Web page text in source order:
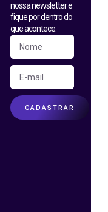
nossa newsletter e
fique por dentro do
que acontece.
CADASTRAR